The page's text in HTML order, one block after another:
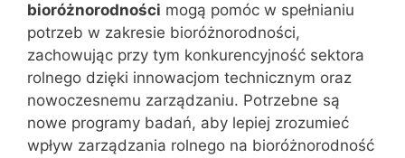
bioróżnorodności mogą pomóc w spełnianiu
potrzeb w zakresie bioróżnorodności,
zachowując przy tym konkurencyjność sektora
rolnego dzięki innowacjom technicznym oraz
nowoczesnemu zarządzaniu. Potrzebne są
nowe programy badań, aby lepiej zrozumieć
wpływ zarządzania rolnego na bioróżnorodność